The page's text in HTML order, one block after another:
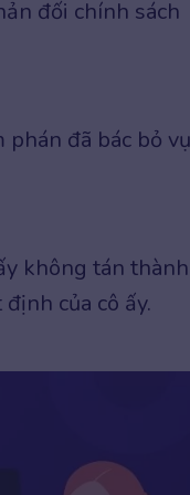
đối chính sách
phán đã bác bỏ
không tán thành
của cô ấy.